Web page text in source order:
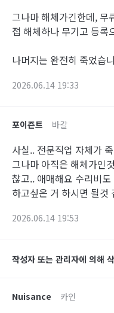
그나마 해체가긴한데, 무
접 해체하나 무기고 등록
나머지는 완전히 죽었습
2026.06.14 19:33
포이즌트 바칼
사실.. 전문직업 자체가
그나마 아직은 해체가인
찮고.. 애매해요 수리비
하고싶은 거 하시면 될것
2026.06.14 19:53
작성자 또는 관리자에 의해
Nuisance 카인